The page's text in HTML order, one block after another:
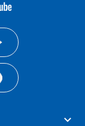
youtube-